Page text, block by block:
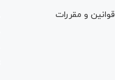
قوانين و مقررات